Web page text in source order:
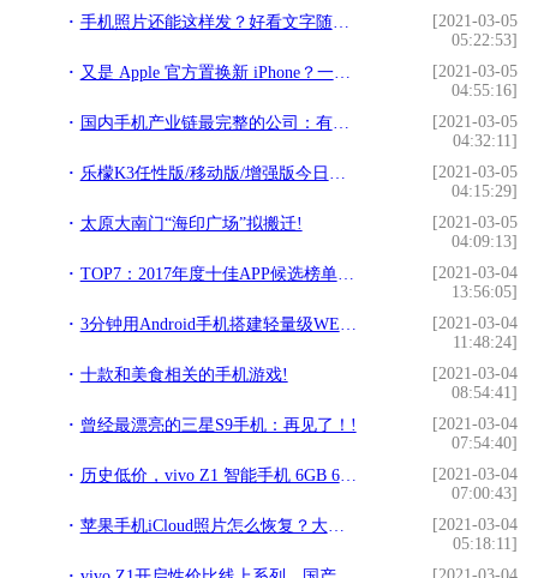
手机照片还能这样发？好看文字随便加，1分钟就会来试试!
[2021-03-05
05:22:53]
又是 Apple 官方置换新 iPhone？一张图知 最新 iPhone 回收价！!
[2021-03-05
04:55:16]
国内手机产业链最完整的公司：有自己的芯片、内存、基带、屏幕!
[2021-03-05
04:32:11]
乐檬K3任性版/移动版/增强版今日开抢!
[2021-03-05
04:15:29]
太原大南门“海印广场”拟搬迁!
[2021-03-05
04:09:13]
TOP7：2017年度十佳APP候选榜单之拍照修图类手机应用!
[2021-03-04
13:56:05]
3分钟用Android手机搭建轻量级WEB服务器!
[2021-03-04
11:48:24]
十款和美食相关的手机游戏!
[2021-03-04
08:54:41]
曾经最漂亮的三星S9手机：再见了！!
[2021-03-04
07:54:40]
历史低价，vivo Z1 智能手机 6GB 64GB 极光特别版!
[2021-03-04
07:00:43]
苹果手机iCloud照片怎么恢复？大师带你找回丢失的iPhone!
[2021-03-04
05:18:11]